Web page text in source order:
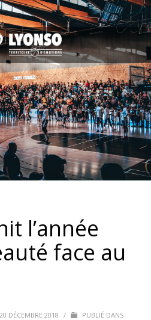
l’année
face au
DÉCEMBRE 2018 /
PUBLIÉ DANS